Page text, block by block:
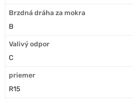
Brzdná dráha za mokra
B
Valivý odpor
C
priemer
R15